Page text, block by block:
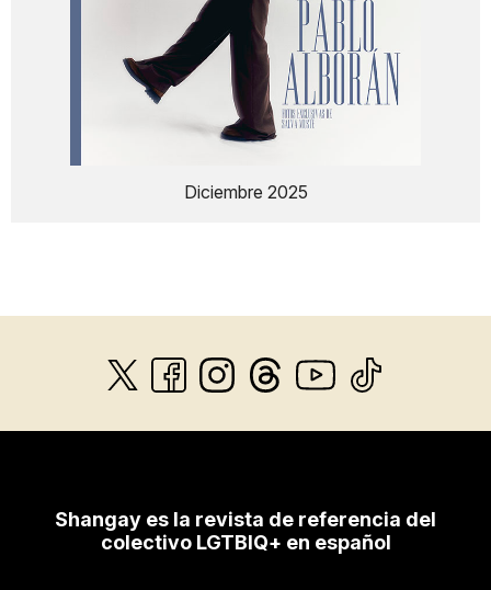
Diciembre 2025
Shangay es la revista de referencia del
colectivo LGTBIQ+ en español